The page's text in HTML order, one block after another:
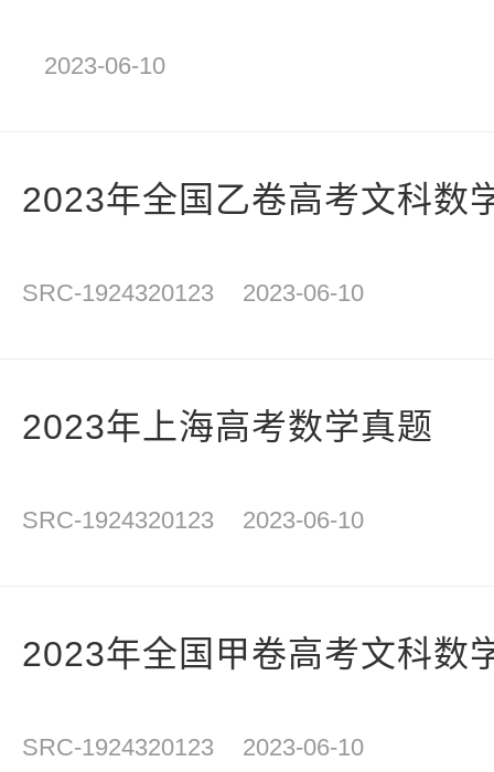
2023-06-10
2023年全国乙卷高考文科数
SRC-1924320123 2023-06-10
2023年上海高考数学真题
SRC-1924320123 2023-06-10
2023年全国甲卷高考文科数
SRC-1924320123 2023-06-10